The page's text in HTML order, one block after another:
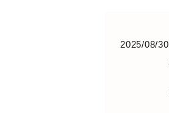
2025/08/30